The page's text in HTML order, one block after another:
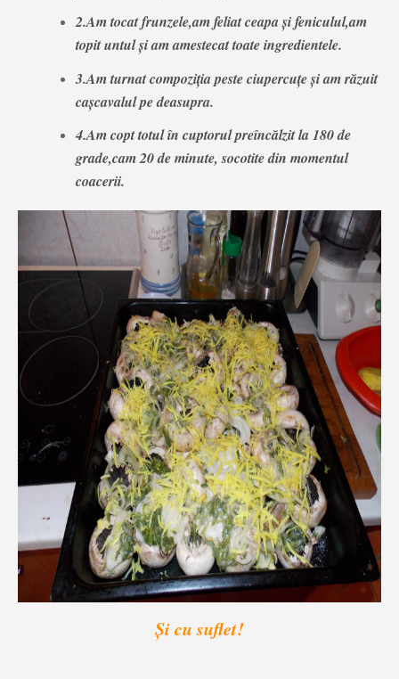
2.Am tocat frunzele,am feliat ceapa și feniculul,am
topit untul și am amestecat toate ingredientele.
3.Am turnat compoziția peste ciupercuțe și am răzuit
cașcavalul pe deasupra.
4.Am copt totul în cuptorul preîncălzit la 180 de
grade,cam 20 de minute, socotite din momentul
coacerii.
Și cu suflet!